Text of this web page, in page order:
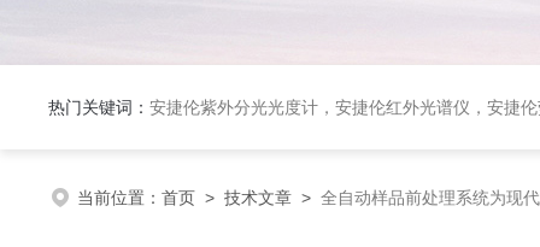
热门关键词： 安捷伦紫外分光光度计，安捷伦红外光谱仪，安捷伦荧光光谱仪，泰事达实验室冻干机，布鲁克台式顺
当前位置： 首页 > 技术文章 > 全自动样品前处理系统为现